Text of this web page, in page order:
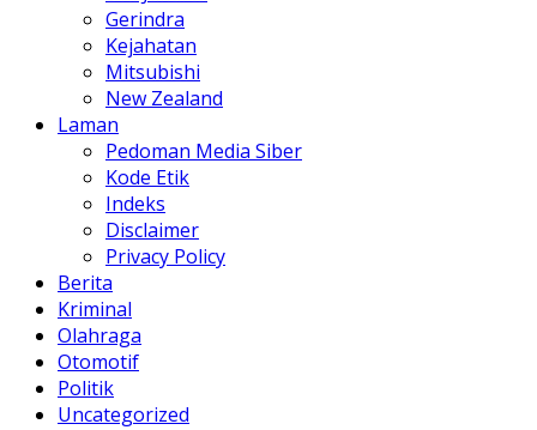
Gerindra
Kejahatan
Mitsubishi
New Zealand
Laman
Pedoman Media Siber
Kode Etik
Indeks
Disclaimer
Privacy Policy
Berita
Kriminal
Olahraga
Otomotif
Politik
Uncategorized